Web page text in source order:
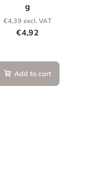
g
€4,39 excl. VAT
€4,92
Add to cart